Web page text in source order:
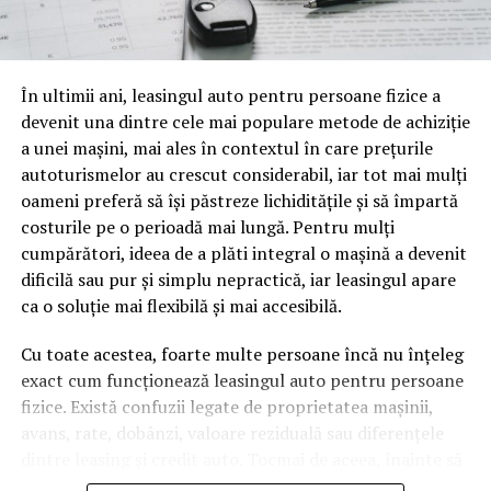
o mină de informație, plină de întrebări pe care și le pun
oamenii cu adevărat. Dacă transcrierea ajunge pe o
cuvinte tematice, scrise exact în limbajul în care se
caută.
Apoi vine partea de comportament. O pagină pe care
vizitatorii stau zece, cincisprezece minute ca să
urmărească replay-ul trimite un semnal greu de ignorat.
Google nu îți măsoară direct satisfacția, însă timpul
petrecut, scrollul și revenirile spun ceva despre cât de
util e materialul.
Și mai e ceva ce se uită ușor. Un webinar reușit atrage
linkuri aproape de la sine. Cineva îl menționează într-un
newsletter, altcineva îl citează într-un articol, un
partener îl trimite în comunitatea lui. Fiecare astfel de
tău, iar autoritatea e moneda forte în SEO.
În ultimii ani, leasingul auto pentru persoane fizice a
devenit una dintre cele mai populare metode de achiziție
a unei mașini, mai ales în contextul în care prețurile
autoturismelor au crescut considerabil, iar tot mai mulți
oameni preferă să își păstreze lichiditățile și să împartă
costurile pe o perioadă mai lungă. Pentru mulți
cumpărători, ideea de a plăti integral o mașină a devenit
dificilă sau pur și simplu nepractică, iar leasingul apare
ca o soluție mai flexibilă și mai accesibilă.
Cu toate acestea, foarte multe persoane încă nu înțeleg
exact cum funcționează leasingul auto pentru persoane
fizice. Există confuzii legate de proprietatea mașinii,
avans, rate, dobânzi, valoare reziduală sau diferențele
semnezi orice contract, este important să înțelegi clar